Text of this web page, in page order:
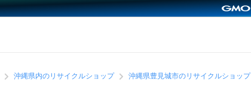
沖縄県内のリサイクルショップ 沖縄県豊見城市のリサイクルショップ